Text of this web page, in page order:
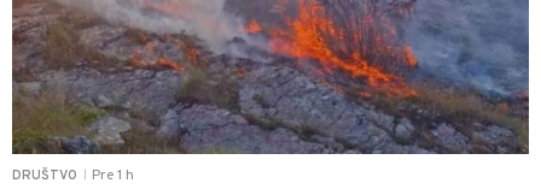
DRUŠTVO Pre 1 h